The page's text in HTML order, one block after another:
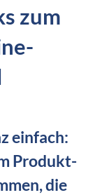
zum
einfach:
Produkt-
die